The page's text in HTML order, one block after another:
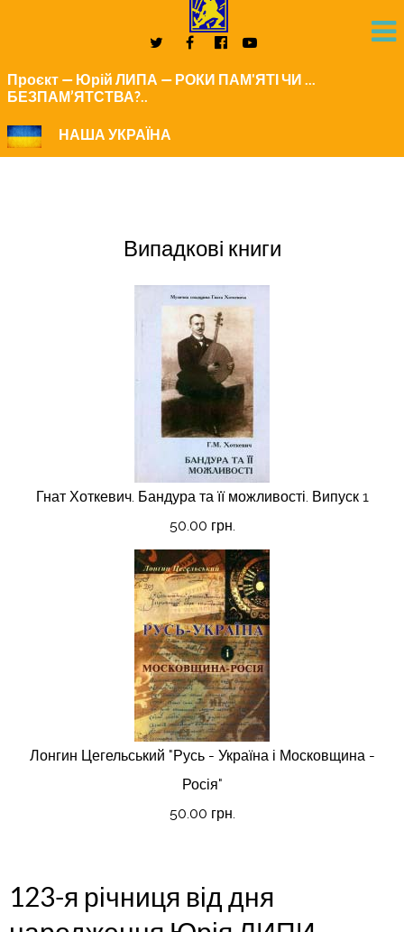
Проєкт — Юрій ЛИПА — РОКИ ПАМ'ЯТІ ЧИ ...
БЕЗПАМ’ЯТСТВА?..
НАША УКРАЇНА
Випадкові книги
Гнат Хоткевич. Бандура та її можливості. Випуск 1
50.00 грн.
Лонгин Цегельський "Русь - Україна і Московщина -
Росія"
50.00 грн.
123-я річниця від дня